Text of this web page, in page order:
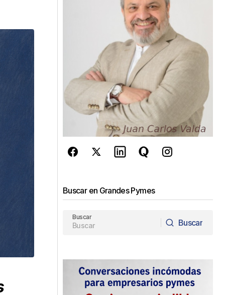
Buscar en Grandes Pymes
Buscar
Buscar